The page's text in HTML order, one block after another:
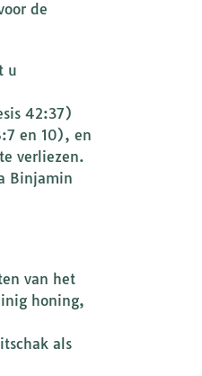
de
u
42:37)
en 10), en
verliezen.
Binjamin
van het
honing,
als